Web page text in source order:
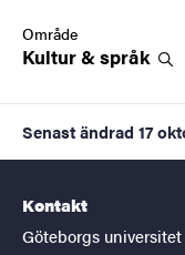
Område
Kultur &språk
Senast ändrad 17
Kontakt
Göteborgs universitet